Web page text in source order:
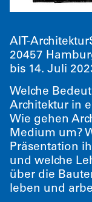
AIT-
20457
bis 14. Juli
Welche
Architektur in
Wie gehen
Medium um?
Präsentation
und welche
über die
leben und